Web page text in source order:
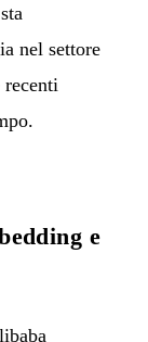
nel settore
e